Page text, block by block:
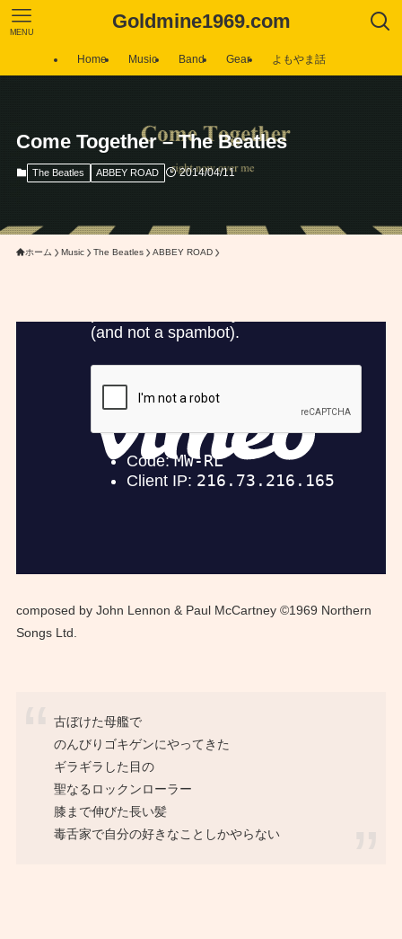
Goldmine1969.com
MENU
Home Music Band Gear よもやま話
Come Together – The Beatles
The Beatles ABBEY ROAD 2014/04/11
ホーム Music The Beatles ABBEY ROAD
composed by John Lennon & Paul McCartney ©1969 Northern
Songs Ltd.
古ぼけた母艦で
のんびりゴキゲンにやってきた
ギラギラした目の
聖なるロックンローラー
膝まで伸びた長い髪
毒舌家で自分の好きなことしかやらない